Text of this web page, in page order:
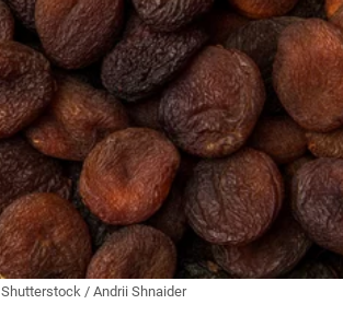
Shutterstock / Andrii Shnaider